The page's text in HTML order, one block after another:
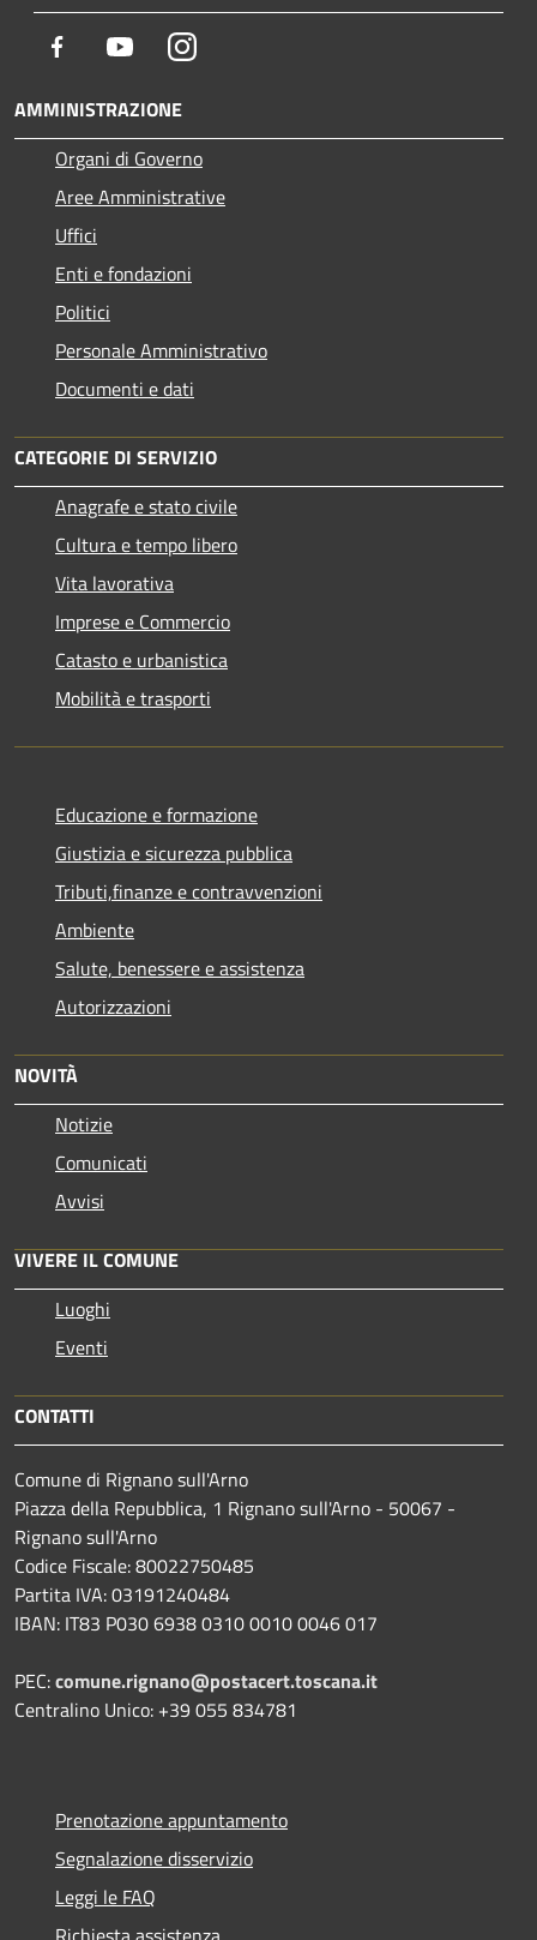
Facebook YoutubeInstagram
AMMINISTRAZIONE
Organi di Governo
Aree Amministrative
Uffici
Enti e fondazioni
Politici
Personale Amministrativo
Documenti e dati
CATEGORIE DI SERVIZIO
Anagrafe e stato civile
Cultura e tempo libero
Vita lavorativa
Imprese e Commercio
Catasto e urbanistica
Mobilità e trasporti
Educazione e formazione
Giustizia e sicurezza pubblica
Tributi,finanze e contravvenzioni
Ambiente
Salute, benessere e assistenza
Autorizzazioni
NOVITÀ
Notizie
Comunicati
Avvisi
VIVERE IL COMUNE
Luoghi
Eventi
CONTATTI
Comune di Rignano sull'Arno
Piazza della Repubblica, 1 Rignano sull'Arno - 50067 -
Rignano sull'Arno
Codice Fiscale: 80022750485
Partita IVA: 03191240484
IBAN: IT83 P030 6938 0310 0010 0046 017
PEC:comune.rignano@postacert.toscana.it
Centralino Unico: +39 055 834781
Prenotazione appuntamento
Segnalazione disservizio
Leggi le FAQ